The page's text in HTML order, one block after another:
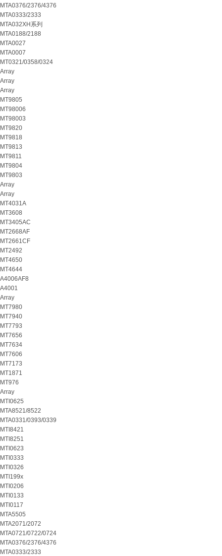
MTA0376/2376/4376
MTA0333/2333
MTA032XH系列
MTA0188/2188
MTA0027
MTA0007
MT0321/0358/0324
Array
Array
Array
MT9805
MT98006
MT98003
MT9820
MT9818
MT9813
MT9811
MT9804
MT9803
Array
Array
MT4031A
MT3608
MT3405AC
MT2668AF
MT2661CF
MT2492
MT4650
MT4644
A4006AF8
A4001
Array
MT7980
MT7940
MT7793
MT7656
MT7634
MT7606
MT7173
MT1871
MT976
Array
MTI0625
MTA8521/8522
MTA0331/0393/0339
MTI8421
MTI8251
MTI0623
MTI0333
MTI0326
MTI199x
MTI0206
MTI0133
MTI0117
MTA5505
MTA2071/2072
MTA0721/0722/0724
MTA0376/2376/4376
MTA0333/2333